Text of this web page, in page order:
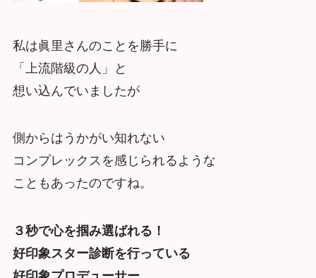
私は眞里さんのことを勝手に
「上流階級の人」と
想い込んでいましたが
側からはうかがい知れない
コンプレックスを感じられるような
こともあったのですね。
３秒で心を掴み選ばれる！
好印象スター診断を行っている